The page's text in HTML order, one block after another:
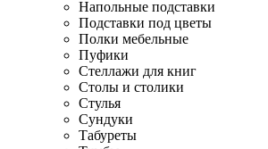
Напольные подставки
Подставки под цветы
Полки мебельные
Пуфики
Стеллажи для книг
Столы и столики
Стулья
Сундуки
Табуреты